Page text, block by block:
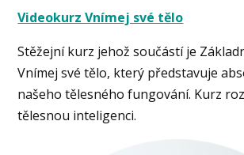
Videokurz Vnímej své tělo
Stěžejní kurz jehož součástí je
Vnímej své tělo, který představuje
našeho tělesného fungování. Kurz
tělesnou inteligenci.